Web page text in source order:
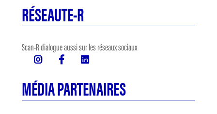
RÉSEAUTE-R
Scan-R dialogue aussi sur les réseaux sociaux
MÉDIA PARTENAIRES